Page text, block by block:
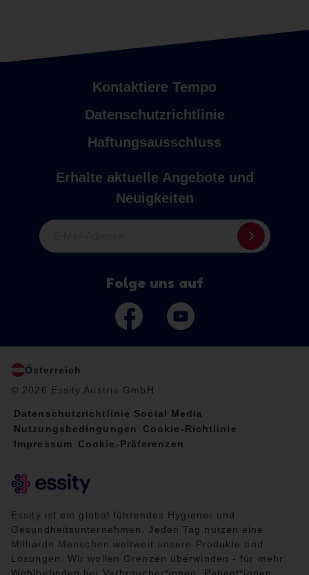
Kontaktiere Tempo
Datenschutzrichtlinie
Haftungsausschluss
Erhalte aktuelle Angebote und
Neuigkeiten
Folge uns auf
Österreich
© 2026 Essity Austria GmbH
Datenschutzrichtlinie Social Media
Nutzungsbedingungen
Cookie-Richtlinie
Impressum
Cookie-Präferenzen
Essity ist ein global führendes Hygiene- und
Gesundheitsunternehmen. Jeden Tag nutzen eine
Milliarde Menschen weltweit unsere Produkte und
Lösungen. Wir wollen Grenzen überwinden - für mehr
Wohlbefinden bei Verbraucher*innen, Patient*innen,